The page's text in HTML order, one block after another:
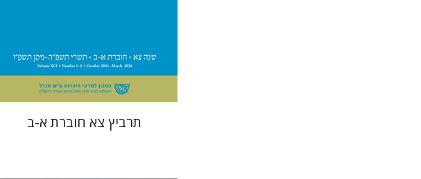
$63
$57
תרביץ צא חוברת א-ב